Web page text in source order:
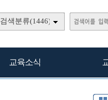
검색분류(1446)
교육소식